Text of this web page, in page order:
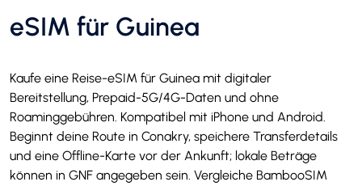
eSIM für Guinea
Kaufe eine Reise-eSIM für Guinea mit digitaler
Bereitstellung, Prepaid-5G/4G-Daten und ohne
Roaminggebühren. Kompatibel mit iPhone und Android.
Beginnt deine Route in Conakry, speichere Transferdetails
und eine Offline-Karte vor der Ankunft; lokale Beträge
können in GNF angegeben sein. Vergleiche BambooSIM